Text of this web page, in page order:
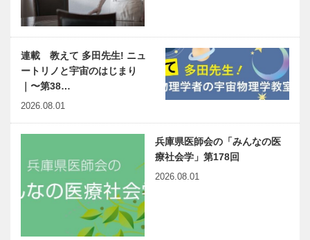
連載 教えて 多田先生! ニュ
ートリノと宇宙のはじまり
｜〜第38…
2026.08.01
兵庫県医師会の「みんなの医
療社会学」第178回
2026.08.01